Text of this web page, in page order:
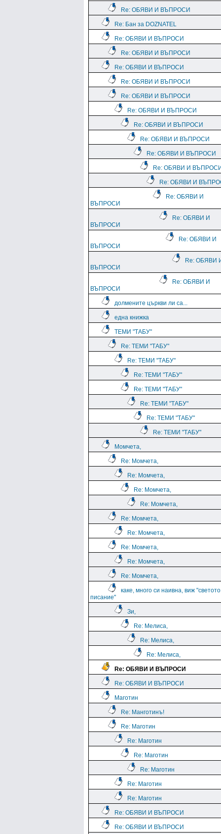
Re: ОБЯВИ И ВЪПРОСИ
Re: Бан за DOZNATEL
Re: ОБЯВИ И ВЪПРОСИ
Re: ОБЯВИ И ВЪПРОСИ
Re: ОБЯВИ И ВЪПРОСИ
Re: ОБЯВИ И ВЪПРОСИ
Re: ОБЯВИ И ВЪПРОСИ
Re: ОБЯВИ И ВЪПРОСИ
Re: ОБЯВИ И ВЪПРОСИ
Re: ОБЯВИ И ВЪПРОСИ
Re: ОБЯВИ И ВЪПРОСИ
Re: ОБЯВИ И
Re: ОБЯВИ И
Re: ОБЯВИ И
ВЪПРОСИ
Re: ОБЯВИ И
ВЪПРОСИ
Re: ОБЯВИ И
ВЪПРОСИ
Re: ОБЯВИ
ВЪПРОСИ
Re: ОБЯВИ И
ВЪПРОСИ
долмените църкви ли са...
една книжка
ТЕМИ "ТАБУ"
Re: ТЕМИ "ТАБУ"
Re: ТЕМИ "ТАБУ"
Re: ТЕМИ "ТАБУ"
Re: ТЕМИ "ТАБУ"
Re: ТЕМИ "ТАБУ"
Re: ТЕМИ "ТАБУ"
Re: ТЕМИ "ТАБУ"
Момчета,
Re: Момчета,
Re: Момчета,
Re: Момчета,
Re: Момчета,
Re: Момчета,
Re: Момчета,
Re: Момчета,
Re: Момчета,
Re: Момчета,
каке, много си наивна, виж "светото
писание"
Зи,
Re: Мелиса,
Re: Мелиса,
Re: Мелиса,
Re: ОБЯВИ И ВЪПРОСИ
Re: ОБЯВИ И ВЪПРОСИ
Маготин
Re: Манготинъ!
Re: Маготин
Re: Маготин
Re: Маготин
Re: Маготин
Re: Маготин
Re: Маготин
Re: ОБЯВИ И ВЪПРОСИ
Re: ОБЯВИ И ВЪПРОСИ